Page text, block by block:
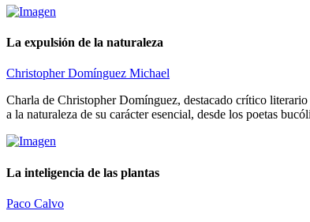
La expulsión de la naturaleza
Christopher Domínguez Michael
Charla de Christopher Domínguez, destacado crítico
a la naturaleza de su carácter esencial, desde los poetas
La inteligencia de las plantas
Paco Calvo